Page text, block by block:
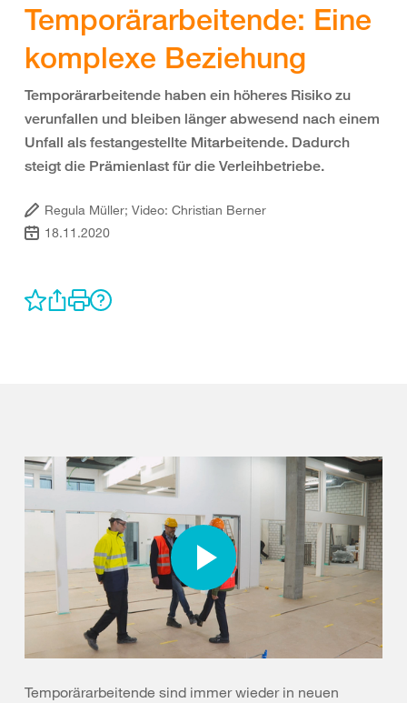
Temporärarbeitende: Eine
komplexe Beziehung
Temporärarbeitende haben ein höheres Risiko zu
verunfallen und bleiben länger abwesend nach einem
Unfall als festangestellte Mitarbeitende. Dadurch
steigt die Prämienlast für die Verleihbetriebe.
Regula Müller; Video: Christian Berner
18.11.2020
Temporärarbeitende sind immer wieder in neuen